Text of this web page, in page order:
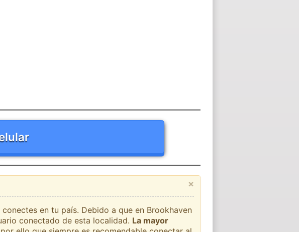
×
en tu país. Debido a que en Brookhaven
conectado de esta localidad. La mayor